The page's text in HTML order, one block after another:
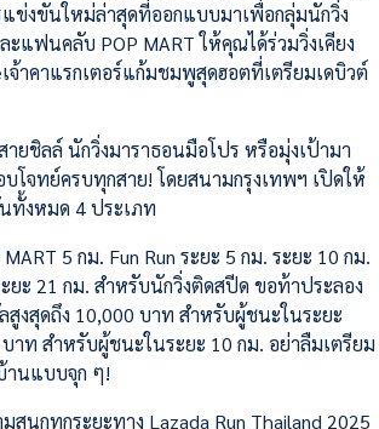
แข่งขันใหม่ล่าสุดที่ออกแบบมาเพื่อกลุ่มนักวิ่ง
แฟนคลับ POP MART ให้คุณได้ร่วมวิ่งเคียง
จ้าคาแรกเตอร์แก้มชมพูสุดฮอตที่เตรียมเดบิวต์
ยชิลล์ นักวิ่งมาราธอนมือโปร หรือมุ่งเป้ามา
โจทย์ครบทุกสาย! โดยสนามกรุงเทพฯ เปิดให้
ทั้งหมด 4 ประเภท
5 กม. Fun Run ระยะ 5 กม. ระยะ 10 กม.
ยะ 21 กม. สำหรับนักวิ่งติดสปีด ขอท้าประลอง
สูงสุดถึง 10,000 บาท สำหรับผู้ชนะในระยะ
าท สำหรับผู้ชนะในระยะ 10 กม. อย่าลืมเตรียม
านแบบจุก ๆ!
สนุกทุกระยะทาง Lazada Run Thailand 2025